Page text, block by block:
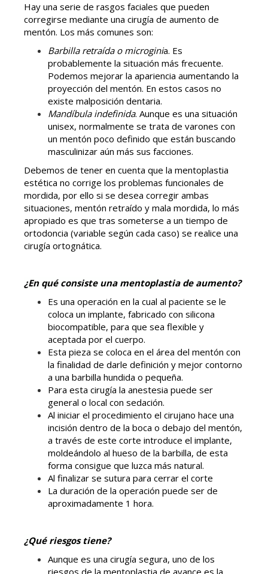
Hay una serie de rasgos faciales que pueden
corregirse mediante una cirugía de aumento de
mentón. Los más comunes son:
Barbilla retraída o microginia. Es
probablemente la situación más frecuente.
Podemos mejorar la apariencia aumentando la
proyección del mentón. En estos casos no
existe malposición dentaria.
Mandíbula indefinida. Aunque es una situación
unisex, normalmente se trata de varones con
un mentón poco definido que están buscando
masculinizar aún más sus facciones.
Debemos de tener en cuenta que la mentoplastia
estética no corrige los problemas funcionales de
mordida, por ello si se desea corregir ambas
situaciones, mentón retraído y mala mordida, lo más
apropiado es que tras someterse a un tiempo de
ortodoncia (variable según cada caso) se realice una
cirugía ortognática.
¿En qué consiste una mentoplastia de aumento?
Es una operación en la cual al paciente se le
coloca un implante, fabricado con silicona
biocompatible, para que sea flexible y
aceptada por el cuerpo.
Esta pieza se coloca en el área del mentón con
la finalidad de darle definición y mejor contorno
a una barbilla hundida o pequeña.
Para esta cirugía la anestesia puede ser
general o local con sedación.
Al iniciar el procedimiento el cirujano hace una
incisión dentro de la boca o debajo del mentón,
a través de este corte introduce el implante,
moldeándolo al hueso de la barbilla, de esta
forma consigue que luzca más natural.
Al finalizar se sutura para cerrar el corte
La duración de la operación puede ser de
aproximadamente 1 hora.
¿Qué riesgos tiene?
Aunque es una cirugía segura, uno de los
riesgos de la mentoplastia de avance es la